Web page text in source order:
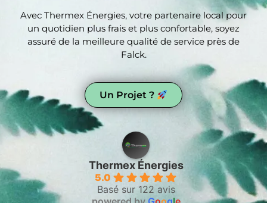
Avec Thermex Énergies, votre partenaire local pour
un quotidien plus frais et plus confortable, soyez
assuré de la meilleure qualité de service près de
Falck.
Un Projet ?
Thermex Énergies
5.0
Basé sur 122 avis